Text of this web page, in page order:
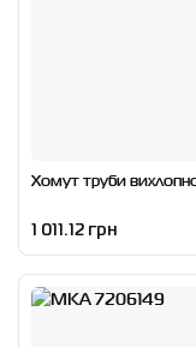
Хомут труби
1 011.12 грн